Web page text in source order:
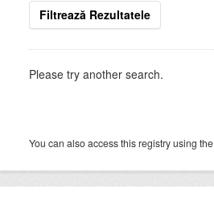
Filtrează Rezultatele
Please try another search.
You can also access this registry using the